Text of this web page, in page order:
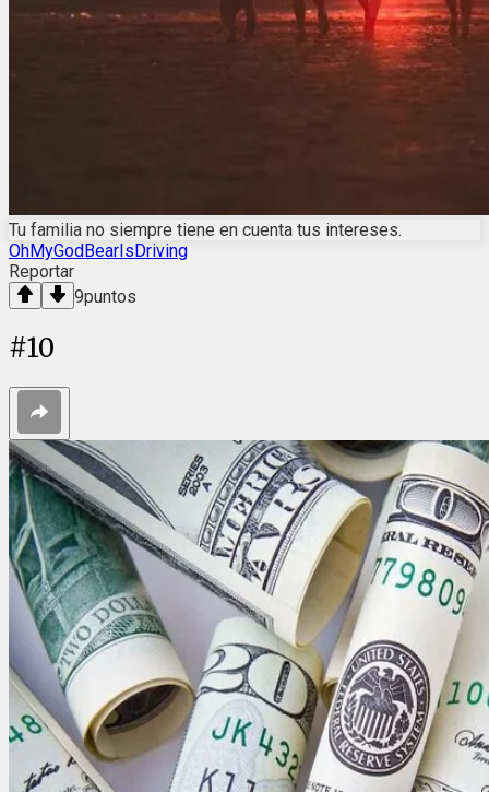
Tu familia no siempre tiene en cuenta tus intereses.
OhMyGodBearIsDriving
Reportar
9puntos
#10